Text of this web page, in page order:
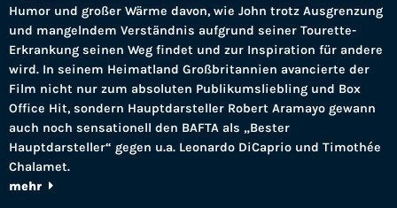
Humor und großer Wärme davon, wie John trotz Ausgrenzung
und mangelndem Verständnis aufgrund seiner Tourette-
Erkrankung seinen Weg findet und zur Inspiration für andere
wird. In seinem Heimatland Großbritannien avancierte der
Film nicht nur zum absoluten Publikumsliebling und Box
Office Hit, sondern Hauptdarsteller Robert Aramayo gewann
auch noch sensationell den BAFTA als „Bester
Hauptdarsteller“ gegen u.a. Leonardo DiCaprio und Timothée
Chalamet.
mehr